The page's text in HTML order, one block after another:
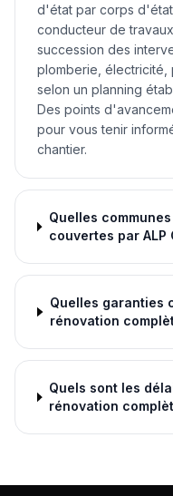
d'état par corps
conducteur de
succession des
plomberie, électricité,
selon un planning
Des points
pour vous tenir
chantier.
Quelles
couvertes par ALP
Quelles garanties
rénovation
Quels sont les
rénovation